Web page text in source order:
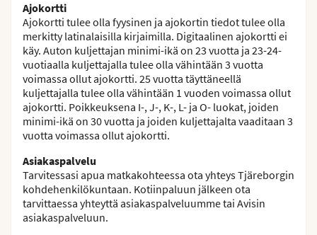
Ajokortti
Ajokortti tulee olla fyysinen ja ajokortin tiedot tulee olla
merkitty latinalaisilla kirjaimilla. Digitaalinen ajokortti ei
käy. Auton kuljettajan minimi-ikä on 23 vuotta ja 23-24-
vuotiaalla kuljettajalla tulee olla vähintään 3 vuotta
voimassa ollut ajokortti. 25 vuotta täyttäneellä
kuljettajalla tulee olla vähintään 1 vuoden voimassa ollut
ajokortti. Poikkeuksena I-, J-, K-, L- ja O- luokat, joiden
minimi-ikä on 30 vuotta ja joiden kuljettajalta vaaditaan 3
vuotta voimassa ollut ajokortti.
Asiakaspalvelu
Tarvitessasi apua matkakohteessa ota yhteys Tjäreborgin
kohdehenkilökuntaan. Kotiinpaluun jälkeen ota
tarvittaessa yhteyttä asiakaspalveluumme tai Avisin
asiakaspalveluun.